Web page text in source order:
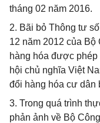
tháng 02 năm 2016.
2. Bãi bỏ Thông tư
12 năm 2012 của
hàng hóa được
hội chủ nghĩa Việt
đổi hàng hóa cư dân
3. Trong quá trình
phản ảnh về Bộ